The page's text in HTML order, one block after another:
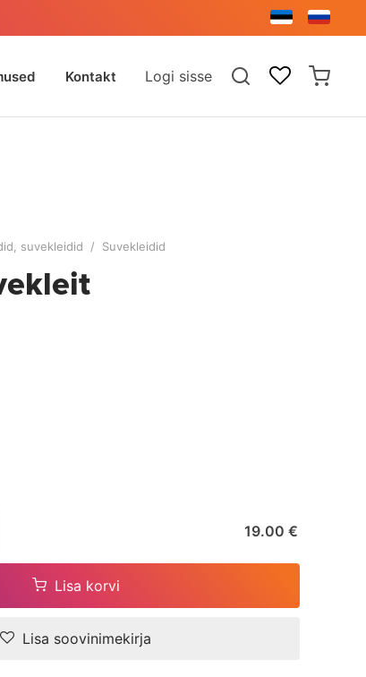
Kontakt Logi sisse
suvekleidid / Suvekleidid
19.00 €
Lisa korvi
Lisa soovinimekirja